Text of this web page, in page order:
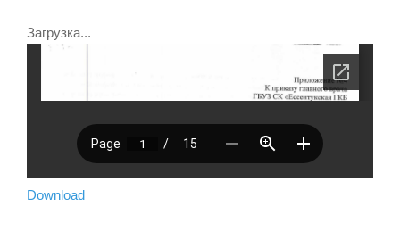
Загрузка...
Download